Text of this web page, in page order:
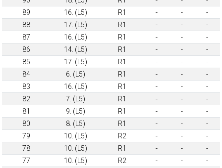
89
16. (L5) R1 - -
-
88
17. (L5) R1 - -
-
87
16. (L5) R1 - -
-
86
14. (L5) R1 - -
-
85
17. (L5) R1 - -
-
84
6. (L5) R1 - -
-
83
16. (L5) R1 - -
-
82
7. (L5) R1 - -
-
81
9. (L5) R1 - -
-
80
8. (L5) R1 - -
-
79
10. (L5) R2 - -
-
78
10. (L5) R1 - -
-
77
10. (L5) R2 - -
-